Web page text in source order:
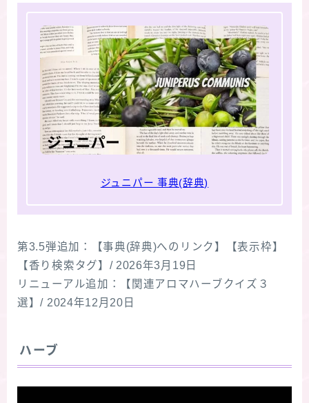
ジュニパー 事典(辞典)
第3.5弾追加：【事典(辞典)へのリンク】【表示枠】
【香り検索タグ】/ 2026年3月19日
リニューアル追加：【関連アロマハーブクイズ３
選】/ 2024年12月20日
ハーブ